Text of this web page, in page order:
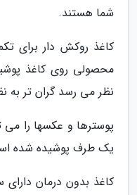
شما هستند.
کاغذ روکش دار برای
محصولی روی کاغذ
نظر می رسد گران تر به
پوسترها و عکسها را
یک طرف پوشیده شده
کاغذ بدون درمان